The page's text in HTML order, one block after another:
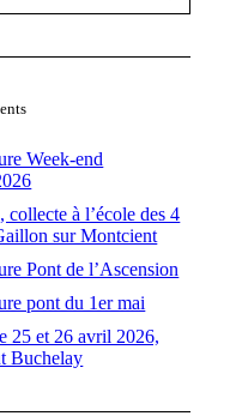
Week-end
collecte à l’école des 4
sur Montcient
Pont de l’Ascension
pont du 1er mai
25 et 26 avril 2026,
Buchelay